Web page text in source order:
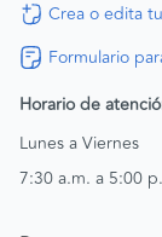
Crea o edita
Formulario
Horario de
Lunes a Viernes
7:30 a.m. a 5:00